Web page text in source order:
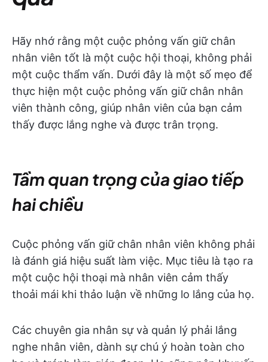
Hãy nhớ rằng một cuộc phỏng vấn giữ chân
nhân viên tốt là một cuộc hội thoại, không phải
một cuộc thẩm vấn. Dưới đây là một số mẹo để
thực hiện một cuộc phỏng vấn giữ chân nhân
viên thành công, giúp nhân viên của bạn cảm
thấy được lắng nghe và được trân trọng.
Tầm quan trọng của giao tiếp
hai chiều
Cuộc phỏng vấn giữ chân nhân viên không phải
là đánh giá hiệu suất làm việc. Mục tiêu là tạo ra
một cuộc hội thoại mà nhân viên cảm thấy
thoải mái khi thảo luận về những lo lắng của họ.
Các chuyên gia nhân sự và quản lý phải lắng
nghe nhân viên, dành sự chú ý hoàn toàn cho